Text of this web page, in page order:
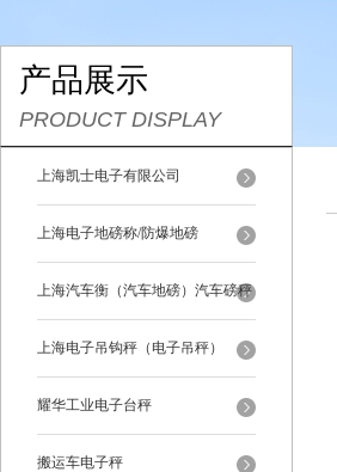
产品展示
PRODUCT DISPLAY
上海凯士电子有限公司
上海电子地磅称/防爆地磅
上海汽车衡（汽车地磅）汽车磅秤
上海电子吊钩秤（电子吊秤）
耀华工业电子台秤
搬运车电子秤